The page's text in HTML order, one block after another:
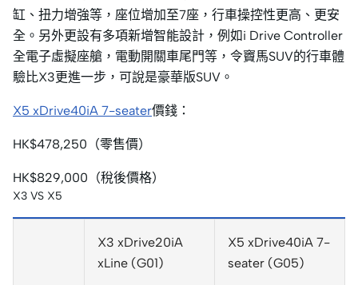
缸、扭力增強等，座位增加至7座，行車操控性更高、更安
全。另外更設有多項新增智能設計，例如i Drive Controller
全電子虛擬座艙，電動開關車尾門等，令竇馬SUV的行車體
驗比X3更進一步，可說是豪華版SUV。
X5 xDrive40iA 7-seater價錢：
HK$478,250（零售價）
HK$829,000（稅後價格）
X3 VS X5
X3 xDrive20iA
xLine (G01)
X5 xDrive40iA 7-
seater (G05)